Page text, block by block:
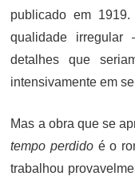
publicado em
qualidade
detalhes que
intensivamente em
Mas a obra que se
tempo perdido é o
trabalhou